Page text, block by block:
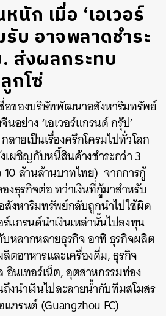
ก เมื่อ ‘เอเวอร์
บ อาจพลาดชำระ
ส่งผลกระทบ
กโซ่
อของบริษัทพัฒนาอสังหาริมทรัพย์
นอย่าง‘เอเวอร์แกรนด์ กรุ๊ป’
ลายเป็นเรื่องครึกโครมไปทั่วโลก
เผชิญกับหนี้สินค้างชำระกว่า 3
10 ล้านล้านบาทไทย) จากการกู้
งธุรกิจต่อ ทว่าเงินที่กู้มาสำหรับ
สังหาริมทรัพย์กลับถูกนำไปใช้ผิด
ร์แกรนด์นำเงินเหล่านั้นไปลงทุน
บหลากหลายธุรกิจ อาทิ ธุรกิจผลิต
ตอาหารและเครื่องดื่ม,ธุรกิจ
นเทอร์เน็ต,อุตสาหกรรมท่อง
งนำเงินไปละลายน้ำกับทีมสโมสร
แกรนด์(Guangzhou FC)